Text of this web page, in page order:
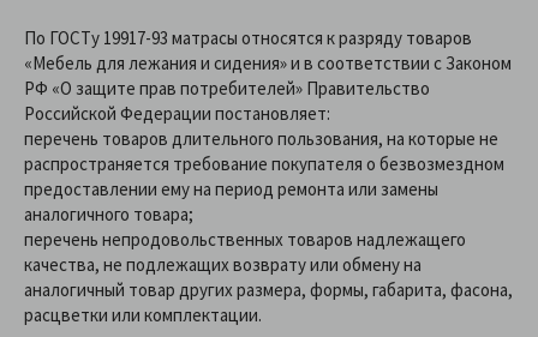
По ГОСТу 19917-93 матрасы относятся к разряду товаров
«Мебель для лежания и сидения» и в соответствии с Законом
РФ «О защите прав потребителей» Правительство
Российской Федерации постановляет:
перечень товаров длительного пользования, на которые не
распространяется требование покупателя о безвозмездном
предоставлении ему на период ремонта или замены
аналогичного товара;
перечень непродовольственных товаров надлежащего
качества, не подлежащих возврату или обмену на
аналогичный товар других размера, формы, габарита, фасона,
расцветки или комплектации.